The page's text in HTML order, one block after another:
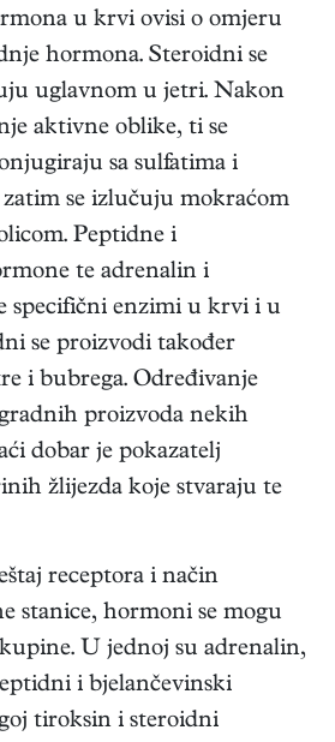
u krvi ovisi o omjeru
hormona. Steroidni se
uglavnom u jetri. Nakon
aktivne oblike, ti se
sa sulfatima i
se izlučuju mokraćom
Peptidne i
te adrenalin i
specifični enzimi u krvi i u
se proizvodi također
i bubrega. Određivanje
proizvoda nekih
dobar je pokazatelj
žlijezda koje stvaraju te
receptora i način
stanice, hormoni se mogu
U jednoj su adrenalin,
i bjelančevinski
tiroksin i steroidni